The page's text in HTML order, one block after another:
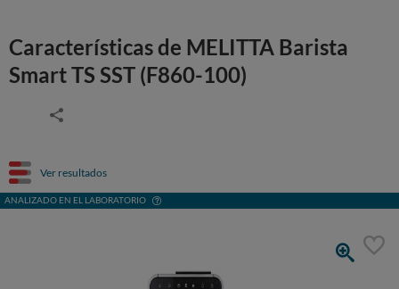
Características de MELITTA Barista
Smart TS SST (F860-100)
Ver resultados
ANALIZADO EN EL LABORATORIO